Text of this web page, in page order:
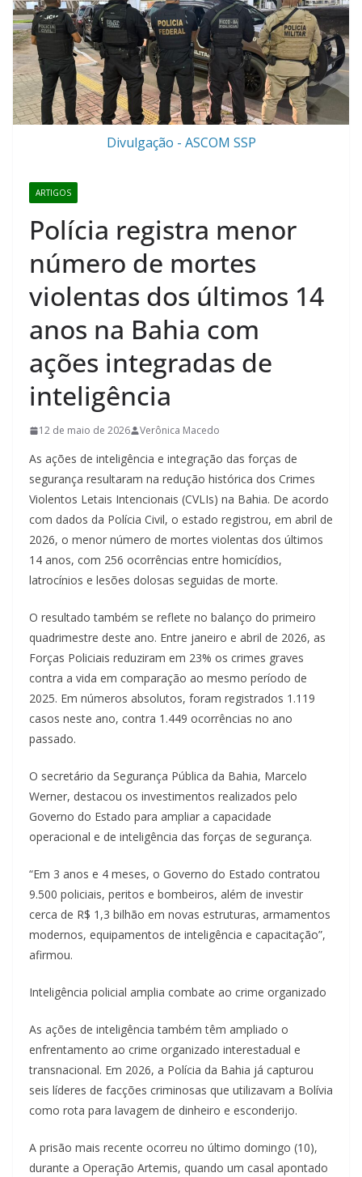
Divulgação - ASCOM SSP
ARTIGOS
Polícia registra menor
número de mortes
violentas dos últimos 14
anos na Bahia com
ações integradas de
inteligência
12 de maio de 2026 Verônica Macedo
As ações de inteligência e integração das forças de
segurança resultaram na redução histórica dos Crimes
Violentos Letais Intencionais (CVLIs) na Bahia. De acordo
com dados da Polícia Civil, o estado registrou, em abril de
2026, o menor número de mortes violentas dos últimos
14 anos, com 256 ocorrências entre homicídios,
latrocínios e lesões dolosas seguidas de morte.
O resultado também se reflete no balanço do primeiro
quadrimestre deste ano. Entre janeiro e abril de 2026, as
Forças Policiais reduziram em 23% os crimes graves
contra a vida em comparação ao mesmo período de
2025. Em números absolutos, foram registrados 1.119
casos neste ano, contra 1.449 ocorrências no ano
passado.
O secretário da Segurança Pública da Bahia, Marcelo
Werner, destacou os investimentos realizados pelo
Governo do Estado para ampliar a capacidade
operacional e de inteligência das forças de segurança.
“Em 3 anos e 4 meses, o Governo do Estado contratou
9.500 policiais, peritos e bombeiros, além de investir
cerca de R$ 1,3 bilhão em novas estruturas, armamentos
modernos, equipamentos de inteligência e capacitação”,
afirmou.
Inteligência policial amplia combate ao crime organizado
As ações de inteligência também têm ampliado o
enfrentamento ao crime organizado interestadual e
transnacional. Em 2026, a Polícia da Bahia já capturou
seis líderes de facções criminosas que utilizavam a Bolívia
como rota para lavagem de dinheiro e esconderijo.
A prisão mais recente ocorreu no último domingo (10),
durante a Operação Artemis, quando um casal apontado